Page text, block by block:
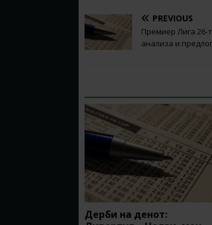
PREVIOUS
Премиер Лига 26-
анализа и
Дерби на денот: